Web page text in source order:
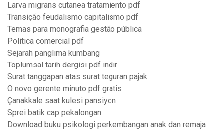
Larva migrans cutanea tratamiento pdf
Transição feudalismo capitalismo pdf
Temas para monografia gestão pública
Politica comercial pdf
Sejarah panglima kumbang
Toplumsal tarih dergisi pdf indir
Surat tanggapan atas surat teguran pajak
O novo gerente minuto pdf gratis
Çanakkale saat kulesi pansiyon
Sprei batik cap pekalongan
Download buku psikologi perkembangan anak dan remaja